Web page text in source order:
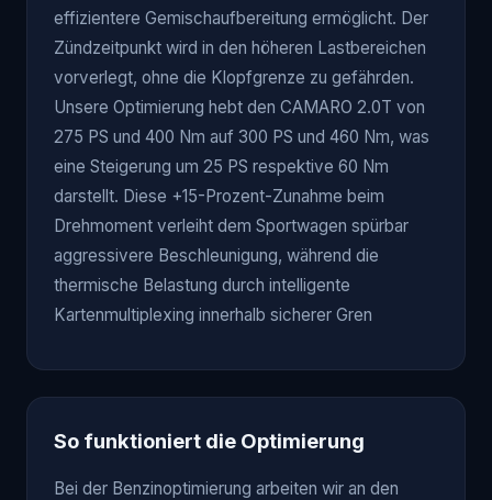
effizientere Gemischaufbereitung ermöglicht. Der
Zündzeitpunkt wird in den höheren Lastbereichen
vorverlegt, ohne die Klopfgrenze zu gefährden.
Unsere Optimierung hebt den CAMARO 2.0T von
275 PS und 400 Nm auf 300 PS und 460 Nm, was
eine Steigerung um 25 PS respektive 60 Nm
darstellt. Diese +15-Prozent-Zunahme beim
Drehmoment verleiht dem Sportwagen spürbar
aggressivere Beschleunigung, während die
thermische Belastung durch intelligente
Kartenmultiplexing innerhalb sicherer Gren
So funktioniert die Optimierung
Bei der Benzinoptimierung arbeiten wir an den